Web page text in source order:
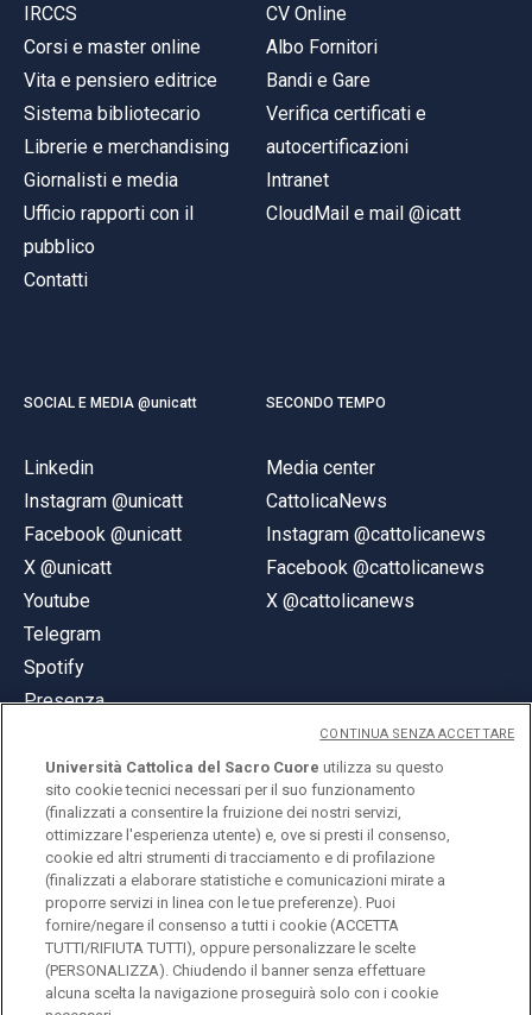
IRCCS
Corsi e master online
Vita e pensiero editrice
Sistema bibliotecario
Librerie e merchandising
Giornalisti e media
Ufficio rapporti con il
pubblico
Contatti
CV Online
Albo Fornitori
Bandi e Gare
Verifica certificati e
autocertificazioni
Intranet
CloudMail e mail @icatt
SOCIAL E MEDIA @unicatt
Linkedin
Instagram @unicatt
Facebook @unicatt
X @unicatt
Youtube
Telegram
Spotify
Presenza
SECONDO TEMPO
Media center
CattolicaNews
Instagram @cattolicanews
Facebook @cattolicanews
X @cattolicanews
© Università Cattolica del Sacro Cuore
Largo A. Gemelli 1, 20123 Milano
PI 02133120150
ENGLISH
Università Cattolica del Sacro Cuore utilizza su questo
sito cookie tecnici necessari per il suo funzionamento
(finalizzati a consentire la fruizione dei nostri servizi,
ottimizzare l'esperienza utente) e, ove si presti il consenso,
cookie ed altri strumenti di tracciamento e di profilazione
(finalizzati a elaborare statistiche e comunicazioni mirate a
proporre servizi in linea con le tue preferenze). Puoi
fornire/negare il consenso a tutti i cookie (ACCETTA
TUTTI/RIFIUTA TUTTI), oppure personalizzare le scelte
(PERSONALIZZA). Chiudendo il banner senza effettuare
alcuna scelta la navigazione proseguirà solo con i cookie
CONTINUA SENZA ACCETTARE